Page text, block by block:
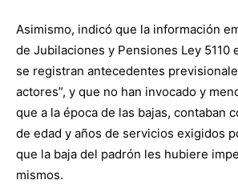
Asimismo, indicó que la información
de Jubilaciones y Pensiones Ley 5110
se registran antecedentes
actores”, y que no han invocado y
que a la época de las bajas, contaban
de edad y años de servicios exigidos
que la baja del padrón les hubiere
mismos.